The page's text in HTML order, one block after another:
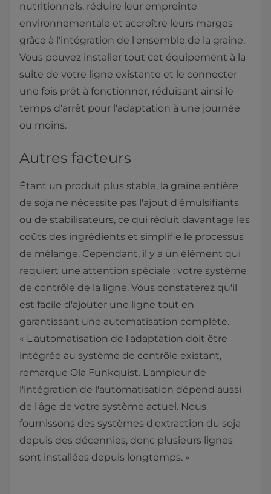
nutritionnels, réduire leur empreinte
environnementale et accroître leurs marges
grâce à l'intégration de l'ensemble de la graine.
Vous pouvez installer tout cet équipement à la
suite de votre ligne existante et le connecter
une fois prêt à fonctionner, réduisant ainsi le
temps d'arrêt pour l'adaptation à une journée
ou moins.
Autres facteurs
Étant un produit plus stable, la graine entière
de soja ne nécessite pas l'ajout d'émulsifiants
ou de stabilisateurs, ce qui réduit davantage les
coûts des ingrédients et simplifie le processus
de mélange. Cependant, il y a un élément qui
requiert une attention spéciale : votre système
de contrôle de la ligne. Vous constaterez qu'il
est facile d'ajouter une ligne tout en
garantissant une automatisation complète.
« L'automatisation de l'adaptation doit être
intégrée au système de contrôle existant,
remarque Ola Funkquist. L'ampleur de
l'intégration de l'automatisation dépend aussi
de l'âge de votre système actuel. Nous
fournissons des systèmes d'extraction du soja
depuis des décennies, donc plusieurs lignes
sont installées depuis longtemps. »